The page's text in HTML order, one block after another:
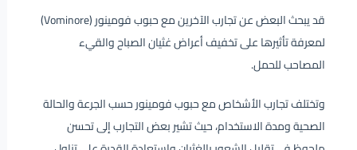
قد يبحث البعض عن تجارب الآخرين مع حبوب فومينور (Vominore)
لمعرفة تأثيرها على تخفيف أعراض غثيان الصباح والقيء
المصاحب للحمل.
وتختلف تجارب الأشخاص مع حبوب فومينور حسب الجرعة والحالة
الصحية ومدة الاستخدام، حيث تشير بعض التجارب إلى تحسن